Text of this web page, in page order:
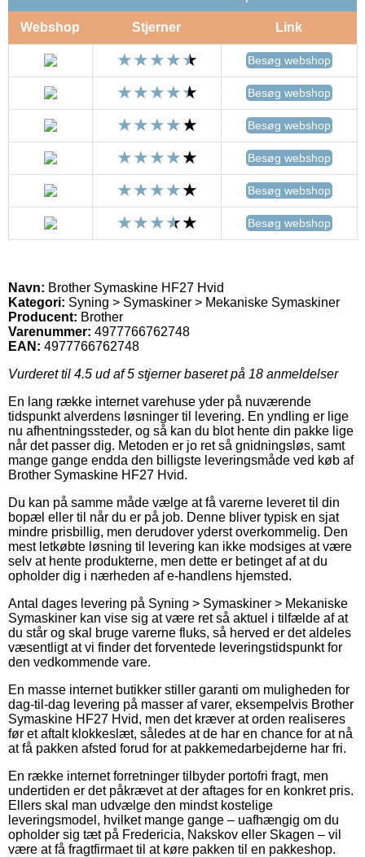
Webshop Stjerner Link
Besøg webshop
Besøg webshop
Besøg webshop
Besøg webshop
Besøg webshop
Besøg webshop
Navn: Brother Symaskine HF27 Hvid
Kategori: Syning > Symaskiner > Mekaniske Symaskiner
Producent: Brother
Varenummer: 4977766762748
EAN: 4977766762748
Vurderet til 4.5 ud af 5 stjerner baseret på 18 anmeldelser
En lang række internet varehuse yder på nuværende
tidspunkt alverdens løsninger til levering. En yndling er lige
nu afhentningssteder, og så kan du blot hente din pakke lige
når det passer dig. Metoden er jo ret så gnidningsløs, samt
mange gange endda den billigste leveringsmåde ved køb af
Brother Symaskine HF27 Hvid.
Du kan på samme måde vælge at få varerne leveret til din
bopæl eller til når du er på job. Denne bliver typisk en sjat
mindre prisbillig, men derudover yderst overkommelig. Den
mest letkøbte løsning til levering kan ikke modsiges at være
selv at hente produkterne, men dette er betinget af at du
opholder dig i nærheden af e-handlens hjemsted.
Antal dages levering på Syning > Symaskiner > Mekaniske
Symaskiner kan vise sig at være ret så aktuel i tilfælde af at
du står og skal bruge varerne fluks, så herved er det aldeles
væsentligt at vi finder det forventede leveringstidspunkt for
den vedkommende vare.
En masse internet butikker stiller garanti om muligheden for
dag-til-dag levering på masser af varer, eksempelvis Brother
Symaskine HF27 Hvid, men det kræver at orden realiseres
før et aftalt klokkeslæt, således at de har en chance for at nå
at få pakken afsted forud for at pakkemedarbejderne har fri.
En række internet forretninger tilbyder portofri fragt, men
undertiden er det påkrævet at der aftages for en konkret pris.
Ellers skal man udvælge den mindst kostelige
leveringsmodel, hvilket mange gange – uafhængig om du
opholder sig tæt på Fredericia, Nakskov eller Skagen – vil
være at få fragtfirmaet til at køre pakken til en pakkeshop.